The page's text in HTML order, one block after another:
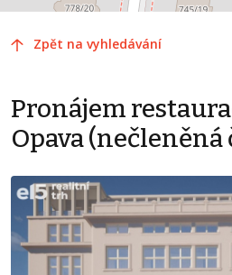
Zpět na vyhledávání
Pronájem
Opava (nečleněná